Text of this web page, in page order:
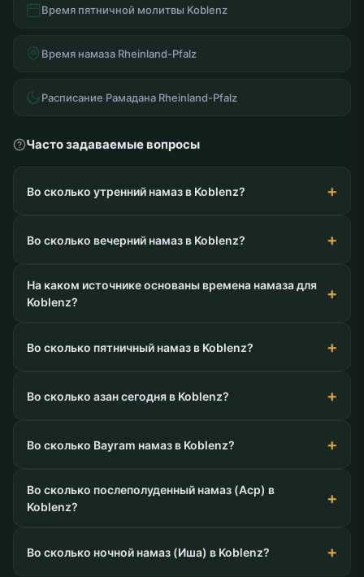
Время пятничной молитвы Koblenz
Время намаза Rheinland-Pfalz
Расписание Рамадана Rheinland-Pfalz
Часто задаваемые вопросы
Во сколько утренний намаз в Koblenz?
Во сколько вечерний намаз в Koblenz?
На каком источнике основаны времена намаза для
Koblenz?
Во сколько пятничный намаз в Koblenz?
Во сколько азан сегодня в Koblenz?
Во сколько Bayram намаз в Koblenz?
Во сколько послеполуденный намаз (Аср) в
Koblenz?
Во сколько ночной намаз (Иша) в Koblenz?